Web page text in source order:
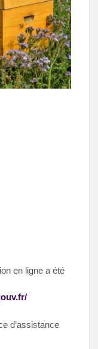
en ligne a été
d’assistance